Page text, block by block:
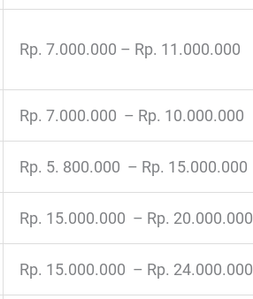
Rp. 7.000.000 – Rp. 11.000.000
Rp. 7.000.000 – Rp. 10.000.000
Rp. 5. 800.000 – Rp. 15.000.000
Rp. 15.000.000 – Rp. 20.000.000
Rp. 15.000.000 – Rp. 24.000.000